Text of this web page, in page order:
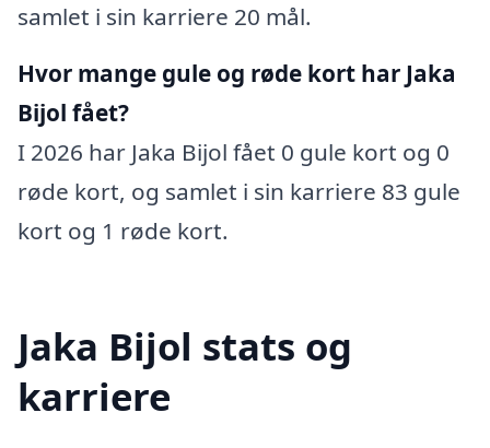
samlet i sin karriere 20 mål.
Hvor mange gule og røde kort har Jaka
Bijol fået?
I 2026 har Jaka Bijol fået 0 gule kort og 0
røde kort, og samlet i sin karriere 83 gule
kort og 1 røde kort.
Jaka Bijol stats og
karriere